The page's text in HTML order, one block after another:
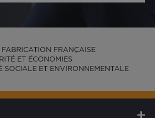
FRANÇAISE
ET ÉCONOMIES
SOCIALE ET ENVIRONNEMENTALE